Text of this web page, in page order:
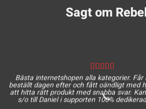
Sagt om
Bästa internetshopen alla kategorier.
beställt dagen efter och fått oändligt med
att hitta rätt produkt med snabba svar.
s/o till Daniel i supporten 100%